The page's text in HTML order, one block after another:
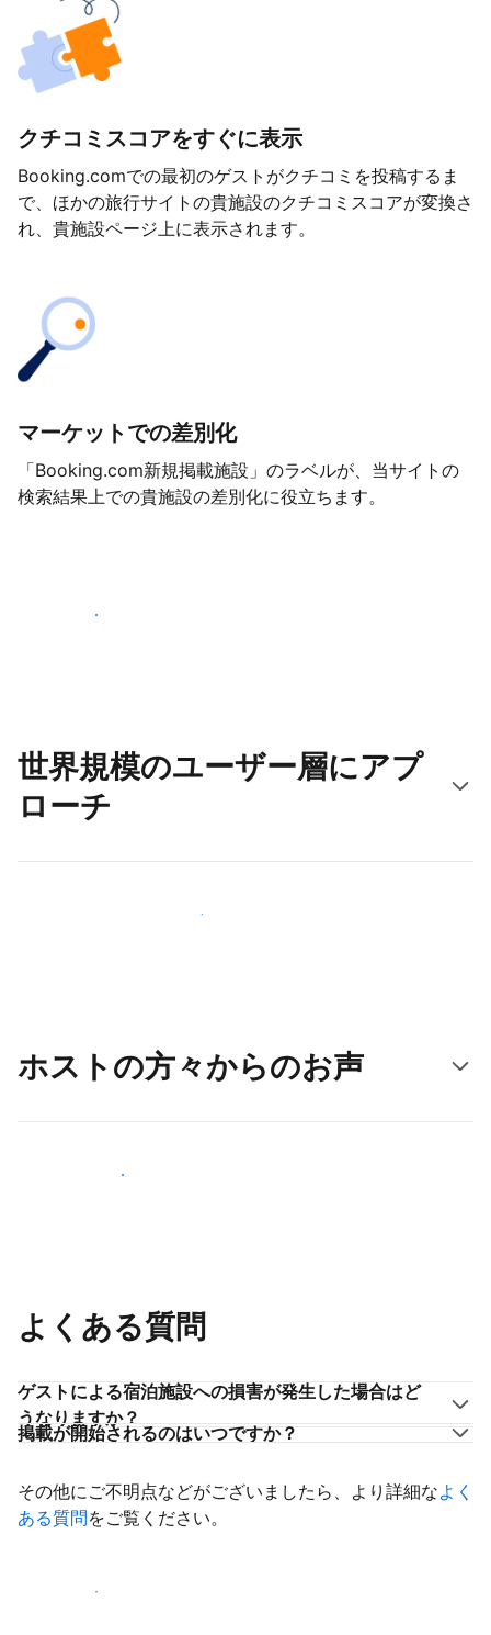
クチコミスコアをすぐに表示
Booking.comでの最初のゲストがクチコミを投稿するま
で、ほかの旅行サイトの貴施設のクチコミスコアが変換さ
れ、貴施設ページ上に表示されます。
マーケットでの差別化
「Booking.com新規掲載施設」のラベルが、当サイトの
検索結果上での貴施設の差別化に役立ちます。
さっそく始める
世界規模のユーザー層にアプ
ローチ
新しいユーザー層に今すぐアプローチする
ホストの方々からのお声
ホストとして登録する
よくある質問
ゲストによる宿泊施設への損害が発生した場合はど
うなりますか？
掲載が開始されるのはいつですか？
その他にご不明点などがございましたら、より詳細なよく
ある質問をご覧ください。
掲載を開始する